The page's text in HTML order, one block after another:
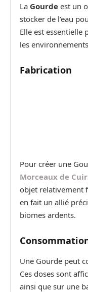
La Gourde est un
stocker de l’eau
Elle est
les
Fabrication
Pour créer une
Morceaux de
objet relativement
en fait un allié
biomes ardents.
Une Gourde peut
Ces doses sont
ainsi que sur une